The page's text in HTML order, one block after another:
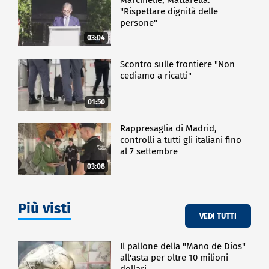
estensione delle politiche israeliane di punizione
collettiva e di affamamento dei palestinesi a Gaza".
Il ministero degli Esteri israeliano ha definito
l'operazione come "una trovata pubblicitaria" al
servizio di Hamas.
"Un'altra flotilla di pubbliche relazioni è giunta al
termine. Tutti i 430 attivisti sono stati trasferiti su
navi israeliane e stanno raggiungendo Israele, dove
potranno incontrare i loro rappresentanti consolari",
ha dichiarato martedì in tarda serata un portavoce
del ministero degli Esteri.
ESTERI
03:04
"Rispettare dignità delle
persone"
01:50
Scontro sulle frontiere "Non
cediamo a ricatti"
03:08
Rappresaglia di Madrid,
controlli a tutti gli italiani fino
al 7 settembre
Più visti VEDI TUTTI
Il pallone della "Mano de Dios"
all'asta per oltre 10 milioni